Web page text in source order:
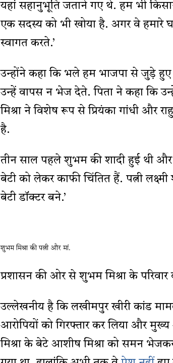
यहां सहानुभूति जताने गए थे. हम भी
एक सदस्य को भी खोया है. अगर वे
स्वागत करते.’
उन्होंने कहा कि भले हम भाजपा से जुड़े
उन्हें वापस न भेज देते. पिता ने कहा कि
मिश्रा ने विशेष रूप से प्रियंका गांधी और
है.
तीन साल पहले शुभम की शादी हुई थी और
बेटी को लेकर काफी चिंतित हैं. पत्नी
बेटी डॉक्टर बने.’
शुभम मिश्रा की पत्नी और मां.
प्रशासन की ओर से शुभम मिश्रा के
उल्लेखनीय है कि लखीमपुर खीरी कांड
आरोपियों को गिरफ्तार कर लिया और
मिश्रा के बेटे आशीष मिश्रा को समन